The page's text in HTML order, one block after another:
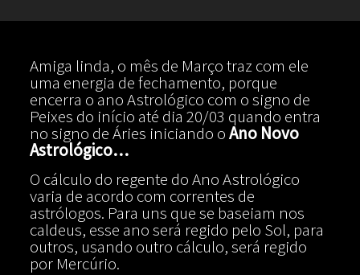
Amiga linda, o mês de Março traz com ele
uma energia de fechamento, porque
encerra o ano Astrológico com o signo de
Peixes do início até dia 20/03 quando entra
no signo de Áries iniciando oAno Novo
Astrológico…
O cálculo do regente do Ano Astrológico
varia de acordo com correntes de
astrólogos. Para uns que se baseiam nos
caldeus, esse ano será regido pelo Sol, para
outros, usando outro cálculo, será regido
por Mercúrio.